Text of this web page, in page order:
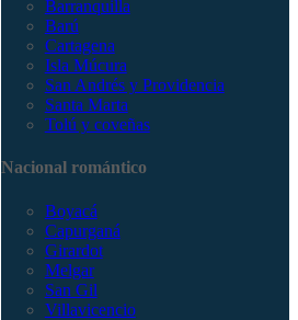
Barranquilla
Barú
Cartagena
Isla Múcura
San Andrés y Providencia
Santa Marta
Tolú y coveñas
Nacional romántico
Boyacá
Capurganá
Girardot
Melgar
San Gil
Villavicencio